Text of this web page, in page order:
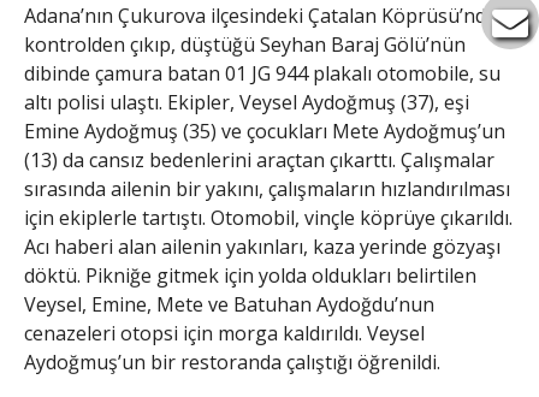
Adana’nın Çukurova ilçesindeki Çatalan Köprüsü’nde
kontrolden çıkıp, düştüğü Seyhan Baraj Gölü’nün
dibinde çamura batan 01 JG 944 plakalı otomobile, su
altı polisi ulaştı. Ekipler, Veysel Aydoğmuş (37), eşi
Emine Aydoğmuş (35) ve çocukları Mete Aydoğmuş’un
(13) da cansız bedenlerini araçtan çıkarttı. Çalışmalar
sırasında ailenin bir yakını, çalışmaların hızlandırılması
için ekiplerle tartıştı. Otomobil, vinçle köprüye çıkarıldı.
Acı haberi alan ailenin yakınları, kaza yerinde gözyaşı
döktü. Pikniğe gitmek için yolda oldukları belirtilen
Veysel, Emine, Mete ve Batuhan Aydoğdu’nun
cenazeleri otopsi için morga kaldırıldı. Veysel
Aydoğmuş’un bir restoranda çalıştığı öğrenildi.